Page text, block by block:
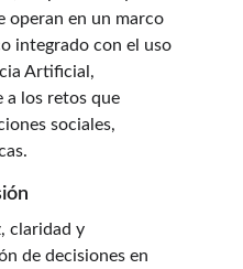
operan en un marco
integrado con el uso
Artificial,
a los retos que
sociales,
claridad y
de decisiones en